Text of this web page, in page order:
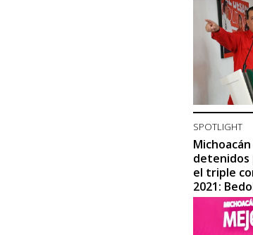
SPOTLIGHT
detenidos
el triple
2021: